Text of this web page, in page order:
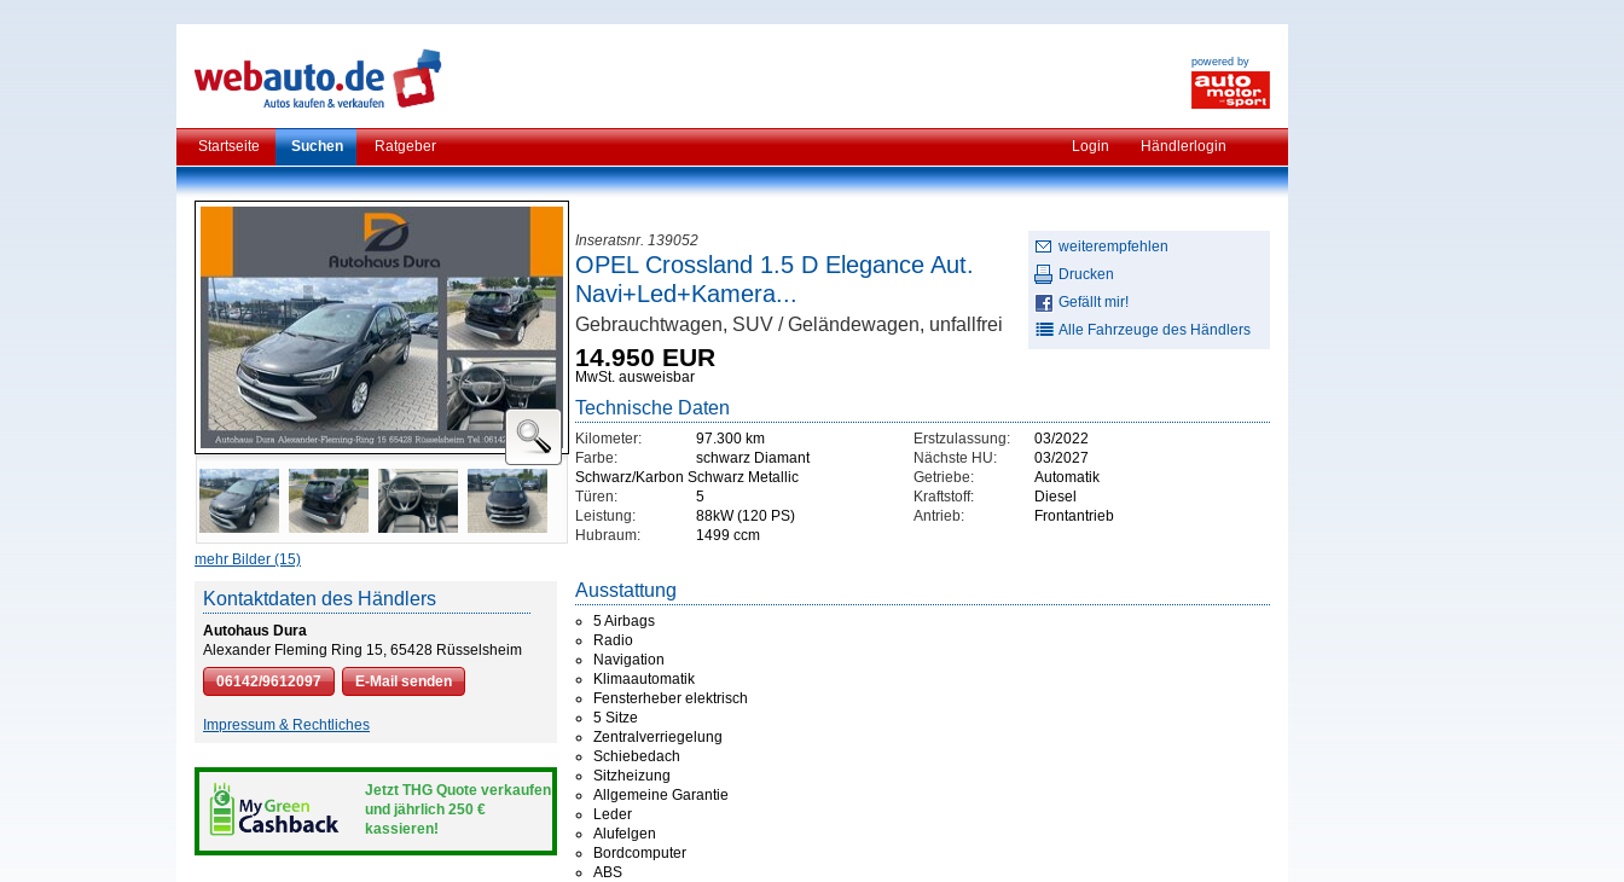
powered by
Startseite Suchen Ratgeber Login Händlerlogin
mehr Bilder (15)
Kontaktdaten des Händlers
Autohaus Dura
Alexander Fleming Ring 15, 65428 Rüsselsheim
06142/9612097
E-Mail senden
Impressum & Rechtliches
Jetzt THG Quote verkaufen
und jährlich 250 €
kassieren!
weiterempfehlen
Drucken
Gefällt mir!
Alle Fahrzeuge des Händlers
Inseratsnr. 139052
OPEL Crossland 1.5 D Elegance Aut.
Navi+Led+Kamera...
Gebrauchtwagen, SUV / Geländewagen, unfallfrei
14.950 EUR
MwSt. ausweisbar
Technische Daten
Kilometer:
97.300 km
Farbe:
schwarz Diamant
Schwarz/Karbon Schwarz Metallic
Türen:
5
Leistung:
88kW (120 PS)
Hubraum:
1499 ccm
Erstzulassung:
03/2022
Nächste HU:
03/2027
Getriebe:
Automatik
Kraftstoff:
Diesel
Antrieb:
Frontantrieb
Ausstattung
5 Airbags
Radio
Navigation
Klimaautomatik
Fensterheber elektrisch
5 Sitze
Zentralverriegelung
Schiebedach
Sitzheizung
Allgemeine Garantie
Leder
Alufelgen
Bordcomputer
ABS